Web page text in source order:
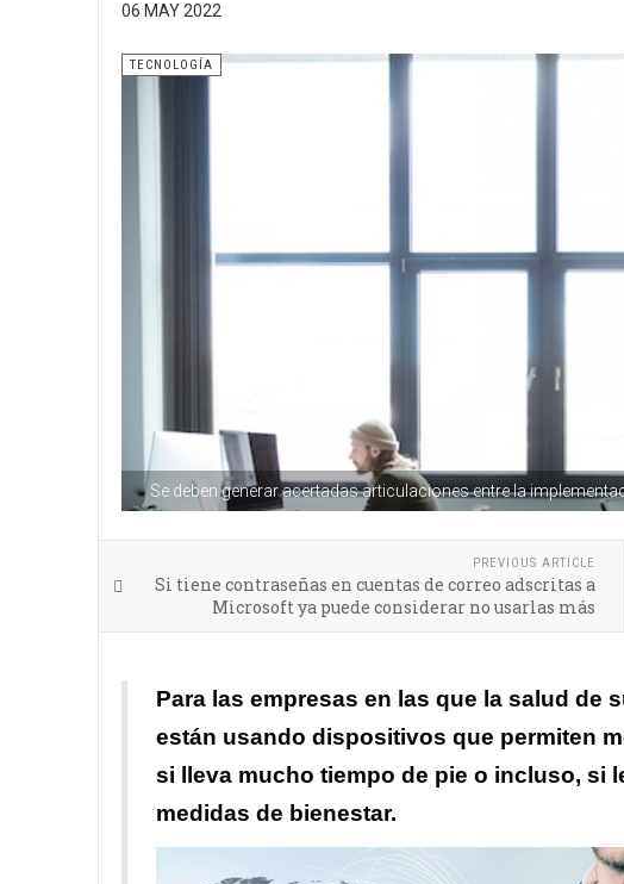
06 MAY 2022
Se deben generar acertadas articulaciones entre la
TECNOLOGÍA
PREVIOUS ARTICLE
Si tiene contraseñas en cuentas de correo adscritas a
Microsoft ya puede considerar no usarlas más
Para las empresas en las que la salud de
están usando dispositivos que permiten
si lleva mucho tiempo de pie o incluso, si
medidas de bienestar.